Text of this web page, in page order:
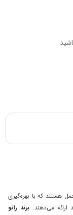
هستند که با بهره‌گیری
ارائه می‌دهند. برند راتو